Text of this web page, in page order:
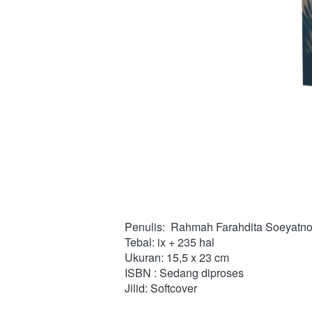
Penulis:  Rahmah Farahdita Soeyatno
Tebal: ix + 235 hal
Ukuran: 15,5 x 23 cm
ISBN : Sedang diproses
Jilid: Softcover